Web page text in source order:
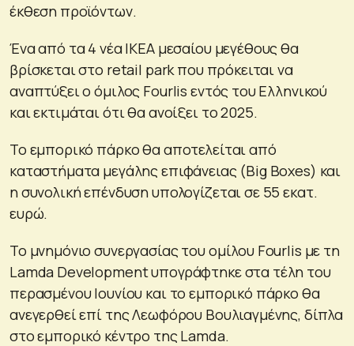
έκθεση προϊόντων.
Ένα από τα 4 νέα IKEA μεσαίου μεγέθους θα
βρίσκεται στο retail park που πρόκειται να
αναπτύξει ο όμιλος Fourlis εντός του Ελληνικού
και εκτιμάται ότι θα ανοίξει το 2025.
Το εμπορικό πάρκο θα αποτελείται από
καταστήματα μεγάλης επιφάνειας (Big Boxes) και
η συνολική επένδυση υπολογίζεται σε 55 εκατ.
ευρώ.
Το μνημόνιο συνεργασίας του ομίλου Fourlis με τη
Lamda Development υπογράφτηκε στα τέλη του
περασμένου Ιουνίου και το εμπορικό πάρκο θα
ανεγερθεί επί της Λεωφόρου Βουλιαγμένης, δίπλα
στο εμπορικό κέντρο της Lamda.